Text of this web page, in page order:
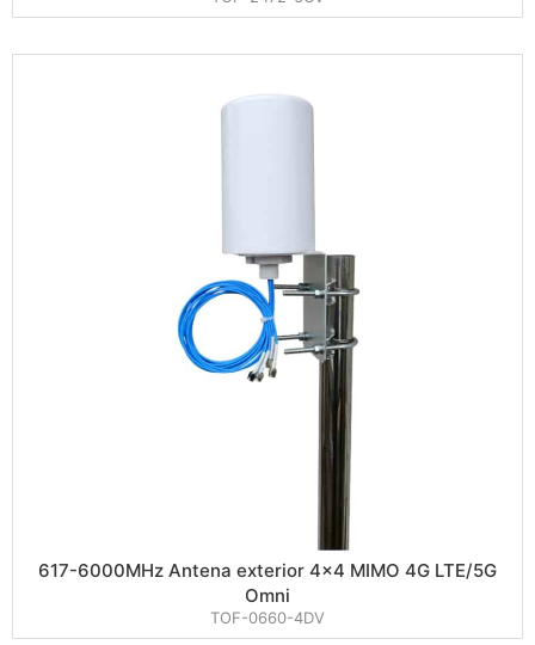
617-6000MHz Antena exterior 4×4 MIMO 4G LTE/5G
Omni
TOF-0660-4DV